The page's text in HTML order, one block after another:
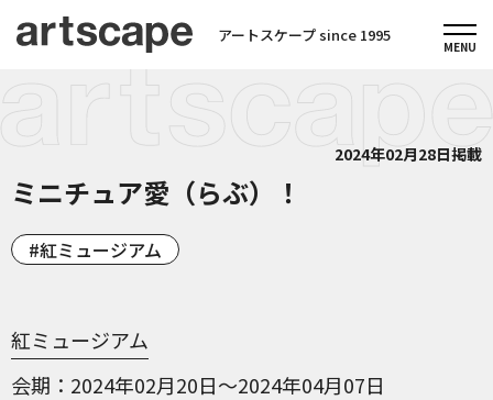
アートスケープ since 1995
2024年02月28日掲載
ミニチュア愛（らぶ）！
紅ミュージアム
紅ミュージアム
会期
2024年02月20日～2024年04月07日